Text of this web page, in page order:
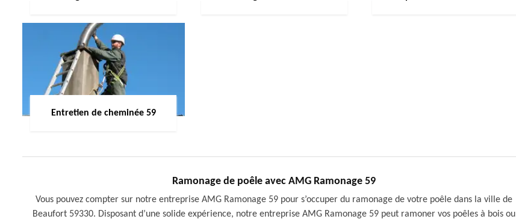
Entretien de cheminée 59
Ramonage de poêle avec AMG Ramonage 59
Vous pouvez compter sur notre entreprise AMG Ramonage 59 pour s’occuper du ramonage de votre poêle dans la ville de
Beaufort 59330. Disposant d’une solide expérience, notre entreprise AMG Ramonage 59 peut ramoner vos poêles à bois ou